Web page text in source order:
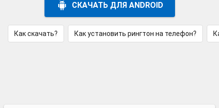
СКАЧАТЬ ДЛЯ ANDROID
Как скачать? Как установить рингтон на телефон?